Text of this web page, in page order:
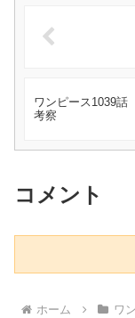
ワンピース1039
考察
コメント
ホーム ワ